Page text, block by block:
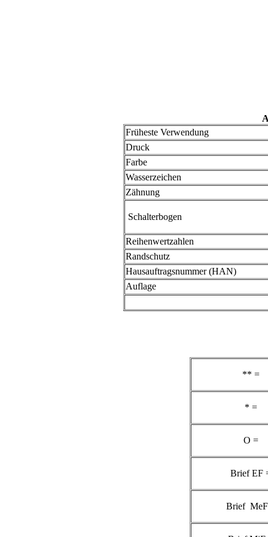
Früheste Verwendung
Druck
Farbe
Wasserzeichen
Zähnung
Schalterbogen
Reihenwertzahlen
Randschutz
Hausauftragsnummer (HAN)
Auflage
** =
* =
O =
Brief EF
Brief